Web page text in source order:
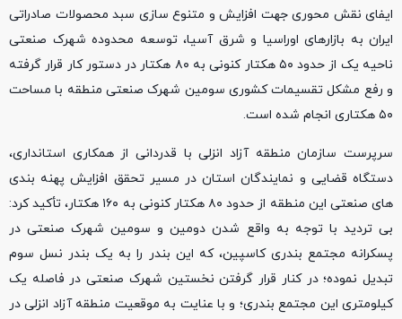
ایفای نقش محوری جهت افزایش و متنوع سازی سبد محصولات صادراتی
ایران به بازارهای اوراسیا و شرق آسیا، توسعه محدوده شهرک صنعتی
ناحیه یک از حدود ۵۰ هکتار کنونی به ۸۰ هکتار در دستور کار قرار گرفته
و رفع مشکل تقسیمات کشوری سومین شهرک صنعتی منطقه با مساحت
۵۰ هکتاری انجام شده است.
سرپرست سازمان منطقه آزاد انزلی با قدردانی از همکاری استانداری،
دستگاه قضایی و نمایندگان استان در مسیر تحقق افزایش پهنه بندی
های صنعتی این منطقه از حدود ۸۰ هکتار کنونی به ۱۶۰ هکتار، تأکید کرد:
بی تردید با توجه به واقع شدن دومین و سومین شهرک صنعتی در
پسکرانه مجتمع بندری کاسپین، که این بندر را به یک بندر نسل سوم
تبدیل نموده؛ در کنار قرار گرفتن نخستین شهرک صنعتی در فاصله یک
کیلومتری این مجتمع بندری؛ و با عنایت به موقعیت منطقه آزاد انزلی در